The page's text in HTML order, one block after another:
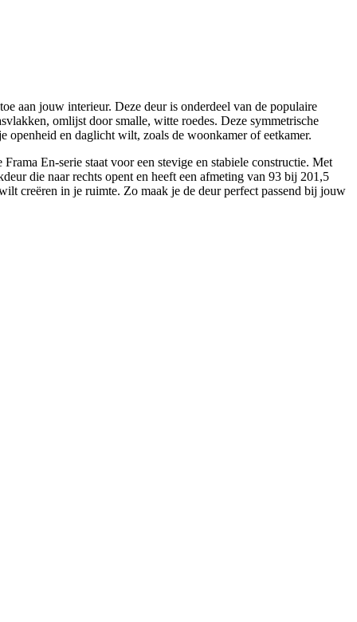
aan jouw interieur. Deze deur is onderdeel van de populaire
omlijst door smalle, witte roedes. Deze symmetrische
openheid en daglicht wilt, zoals de woonkamer of eetkamer.
En-serie staat voor een stevige en stabiele constructie. Met
die naar rechts opent en heeft een afmeting van 93 bij 201,5
creëren in je ruimte. Zo maak je de deur perfect passend bij jouw